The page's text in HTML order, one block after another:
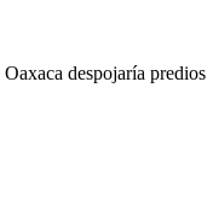
despojaría predios